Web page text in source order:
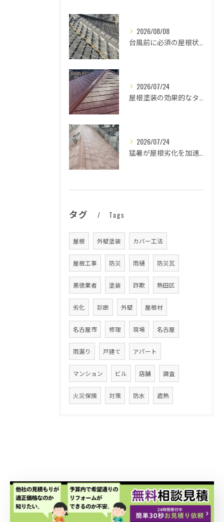
2026/08/08
2026/07/24
2026/07/24
タグ Tags
屋根 外壁塗装 カバー工法
屋根工事 防災 雨樋 防災瓦
悪徳業者 塗装 詐欺 熱田区
劣化 診断 外壁 屋根材
名古屋市 修理 現場 名古屋
雨漏り 戸建て アパート
マンション ビル 店舗 調査
火災保険 対策 防水 遮熱